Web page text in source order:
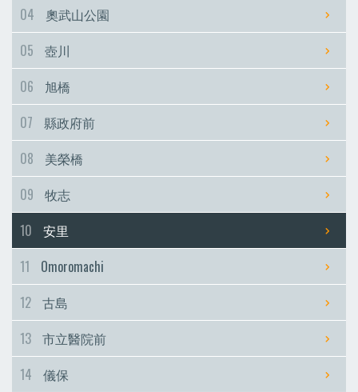
04
奧武山公園
05
壺川
06
旭橋
07
縣政府前
08
美榮橋
09
牧志
10
安里
11
Omoromachi
12 古島
13 市立醫院前
14
儀保